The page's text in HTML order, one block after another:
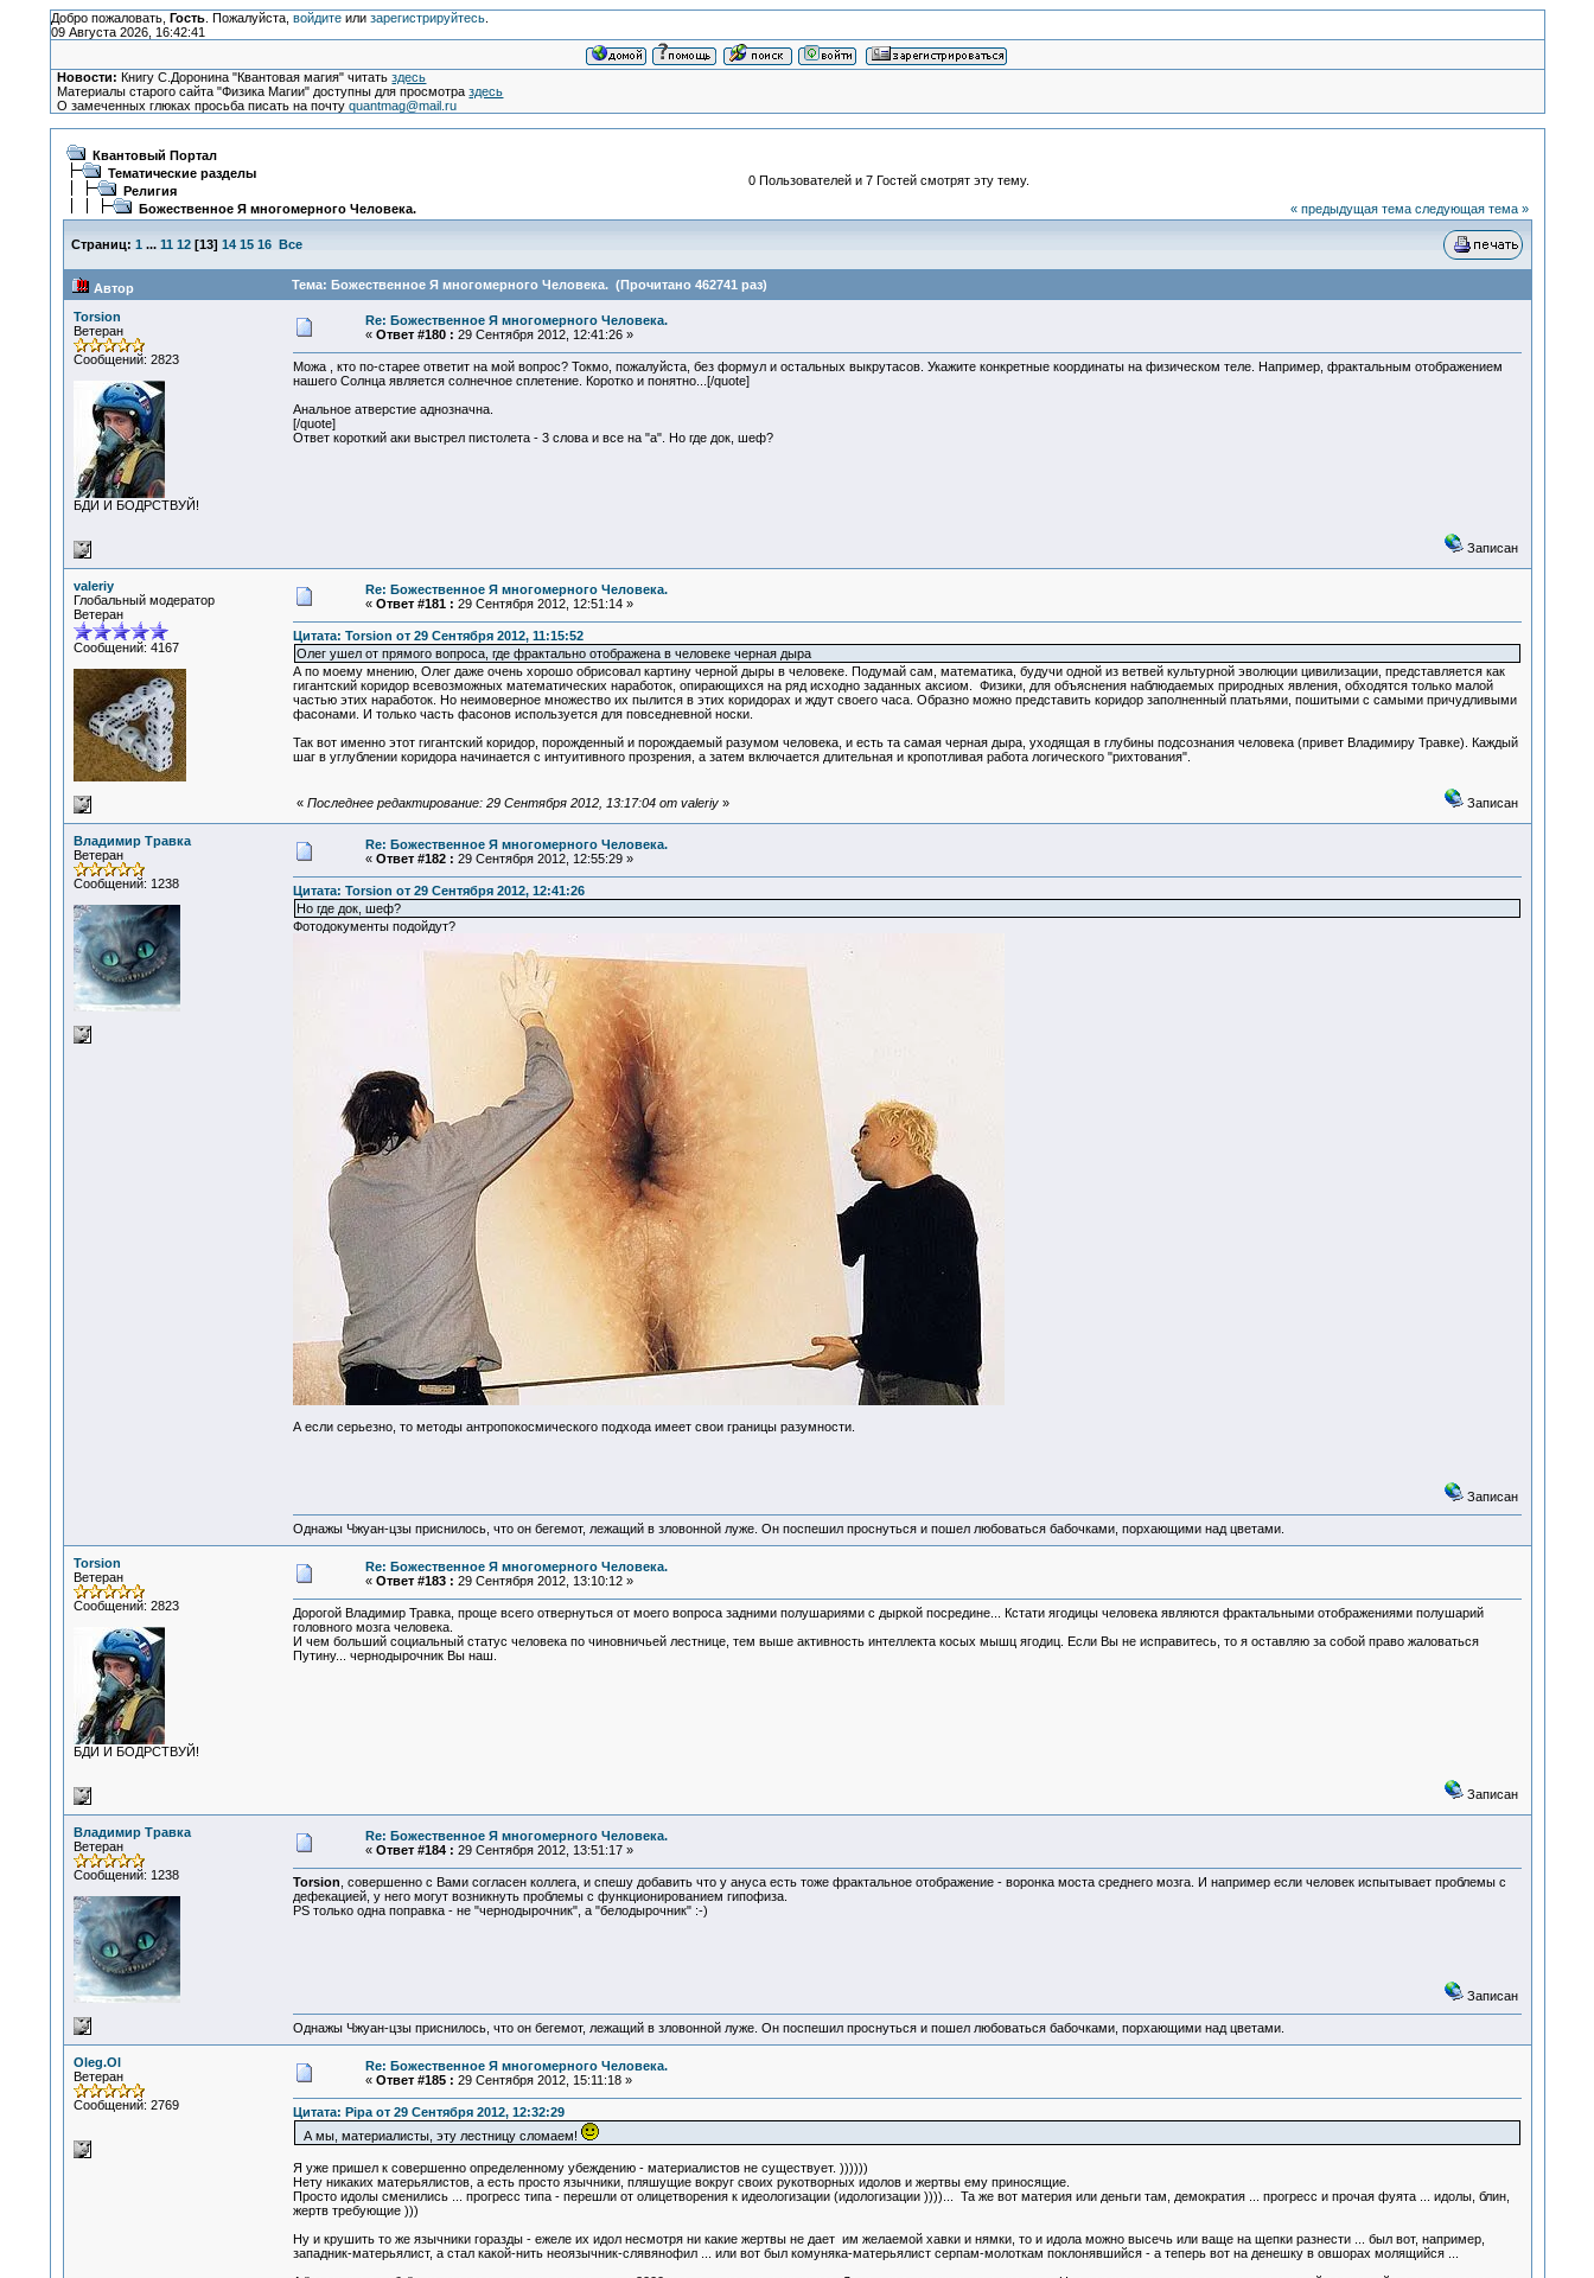
Добро пожаловать, Гость. Пожалуйста, войдитеили зарегистрируйтесь.
09 Августа 2026, 16:42:41
Новости: Книгу С.Доронина "Квантовая магия" читатьздесь
Материалы старого сайта "Физика Магии" доступны для просмотраздесь
О замеченных глюках просьба писать на почтуquantmag@mail.ru
Квантовый Портал
Тематические разделы
Религия
Божественное Я многомерного Человека.
0 Пользователей и 7 Гостей смотрят эту тему.
« предыдущая тема следующая тема »
Страниц: 1 ... 11 12[13] 14 15 16 Все
Автор Тема: Божественное Я многомерного Человека. (Прочитано 462741 раз)
Torsion
Ветеран
Сообщений: 2823
БДИ И БОДРСТВУЙ!
Re: Божественное Я многомерного Человека.
« Ответ #180 : 29 Сентября 2012, 12:41:26 »
Можа , кто по-старее ответит на мой вопрос? Токмо, пожалуйста, без формул и остальных выкрутасов. Укажите конкретные координаты на физическом теле. Например, фрактальным отображением
нашего Солнца является солнечное сплетение. Коротко и понятно...[/quote]
Анальное атверстие аднозначна.
[/quote]
Ответ короткий аки выстрел пистолета - 3 слова и все на "а". Но где док, шеф?
Записан
valeriy
Глобальный модератор
Ветеран
Сообщений: 4167
Re: Божественное Я многомерного Человека.
« Ответ #181 : 29 Сентября 2012, 12:51:14 »
Цитата: Torsion от 29 Сентября 2012, 11:15:52
Олег ушел от прямого вопроса, где фрактально отображена в человеке черная дыра
А по моему мнению, Олег даже очень хорошо обрисовал картину черной дыры в человеке. Подумай сам, математика, будучи одной из ветвей культурной эволюции цивилизации, представляется как
гигантский коридор всевозможных математических наработок, опирающихся на ряд исходно заданных аксиом. Физики, для объяснения наблюдаемых природных явления, обходятся только малой
частью этих наработок. Но неимоверное множество их пылится в этих коридорах и ждут своего часа. Образно можно представить коридор заполненный платьями, пошитыми с самыми причудливыми
фасонами. И только часть фасонов используется для повседневной носки.
Так вот именно этот гигантский коридор, порожденный и порождаемый разумом человека, и есть та самая черная дыра, уходящая в глубины подсознания человека (привет Владимиру Травке). Каждый
шаг в углублении коридора начинается с интуитивного прозрения, а затем включается длительная и кропотливая работа логического "рихтования".
« Последнее редактирование: 29 Сентября 2012, 13:17:04 от valeriy» Записан
Владимир Травка
Ветеран
Сообщений: 1238
Re: Божественное Я многомерного Человека.
« Ответ #182 : 29 Сентября 2012, 12:55:29 »
Цитата: Torsion от 29 Сентября 2012, 12:41:26
Но где док, шеф?
Фотодокументы подойдут?
А если серьезно, то методы антропокосмического подхода имеет свои границы разумности.
Записан
Однажы Чжуан-цзы приснилось, что он бегемот, лежащий в зловонной луже. Он поспешил проснуться и пошел любоваться бабочками, порхающими над цветами.
Torsion
Ветеран
Сообщений: 2823
БДИ И БОДРСТВУЙ!
Re: Божественное Я многомерного Человека.
« Ответ #183 : 29 Сентября 2012, 13:10:12 »
Дорогой Владимир Травка, проще всего отвернуться от моего вопроса задними полушариями с дыркой посредине... Кстати ягодицы человека являются фрактальными отображениями полушарий
головного мозга человека.
И чем больший социальный статус человека по чиновничьей лестнице, тем выше активность интеллекта косых мышц ягодиц. Если Вы не исправитесь, то я оставляю за собой право жаловаться
Путину... чернодырочник Вы наш.
Записан
Владимир Травка
Ветеран
Сообщений: 1238
Re: Божественное Я многомерного Человека.
« Ответ #184 : 29 Сентября 2012, 13:51:17 »
Torsion , совершенно с Вами согласен коллега, и спешу добавить что у ануса есть тоже фрактальное отображение - воронка моста среднего мозга. И например если человек испытывает проблемы с
дефекацией, у него могут возникнуть проблемы с функционированием гипофиза.
PS только одна поправка - не "чернодырочник", а "белодырочник" :-)
Записан
Однажы Чжуан-цзы приснилось, что он бегемот, лежащий в зловонной луже. Он поспешил проснуться и пошел любоваться бабочками, порхающими над цветами.
Oleg.Ol
Ветеран
Сообщений: 2769
Re: Божественное Я многомерного Человека.
« Ответ #185 : 29 Сентября 2012, 15:11:18 »
Цитата: Pipa от 29 Сентября 2012, 12:32:29
А мы, материалисты, эту лестницу сломаем!
Я уже пришел к совершенно определенному убеждению - материалистов не существует. ))))))
Нету никаких матерьялистов, а есть просто язычники, пляшущие вокруг своих рукотворных идолов и жертвы ему приносящие.
Просто идолы сменились ... прогресс типа - перешли от олицетворения к идеологизации (идологизации ))))... Та же вот материя или деньги там, демократия ... прогресс и прочая фуята ... идолы, блин,
жертв требующие )))
Ну и крушить то же язычники горазды - ежеле их идол несмотря ни какие жертвы не дает им желаемой хавки и нямки, то и идола можно высечь или ваще на щепки разнести ... был вот, например,
западник-матерьялист, а стал какой-нить неоязычник-слявянофил ... или вот был комуняка-матерьялист серпам-молоткам поклонявшийся - а теперь вот на денешку в овшорах молящийся ...